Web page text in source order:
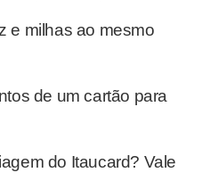
e milhas ao mesmo
de um cartão para
do Itaucard? Vale